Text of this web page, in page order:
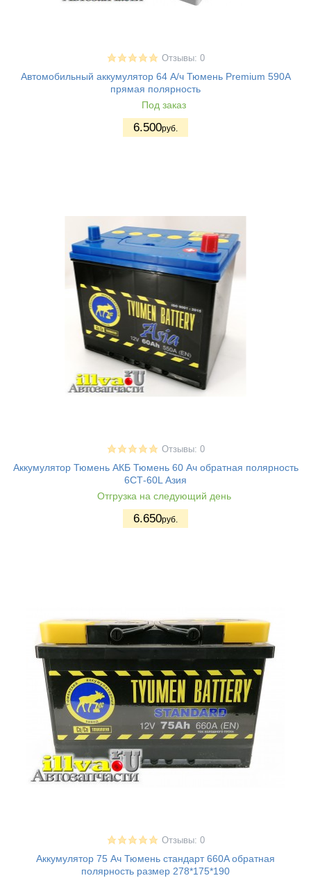
Отзывы: 0
Автомобильный аккумулятор 64 А/ч Тюмень Premium 590A
прямая полярность
Под заказ
6.500руб.
Отзывы: 0
Аккумулятор Тюмень АКБ Тюмень 60 Ач обратная полярность
6СТ-60L Азия
Отгрузка на следующий день
6.650руб.
Отзывы: 0
Аккумулятор 75 Ач Тюмень стандарт 660A обратная
полярность размер 278*175*190